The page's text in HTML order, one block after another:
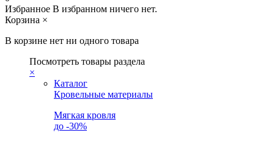
Избранное В избранном ничего нет.
Корзина ×
В корзине нет ни одного товара
Посмотреть товары раздела
×
Каталог
Кровельные материалы
Мягкая кровля
до -30%